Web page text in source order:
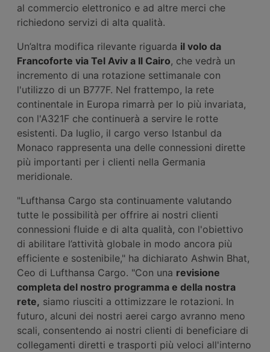
al commercio elettronico e ad altre merci che
richiedono servizi di alta qualità.
Un’altra modifica rilevante riguarda il volo da
Francoforte via Tel Aviv a Il Cairo, che vedrà un
incremento di una rotazione settimanale con
l'utilizzo di un B777F. Nel frattempo, la rete
continentale in Europa rimarrà per lo più invariata,
con l'A321F che continuerà a servire le rotte
esistenti. Da luglio, il cargo verso Istanbul da
Monaco rappresenta una delle connessioni dirette
più importanti per i clienti nella Germania
meridionale.
"Lufthansa Cargo sta continuamente valutando
tutte le possibilità per offrire ai nostri clienti
connessioni fluide e di alta qualità, con l'obiettivo
di abilitare l’attività globale in modo ancora più
efficiente e sostenibile," ha dichiarato Ashwin Bhat,
Ceo di Lufthansa Cargo. "Con una revisione
completa del nostro programma e della nostra
rete, siamo riusciti a ottimizzare le rotazioni. In
futuro, alcuni dei nostri aerei cargo avranno meno
scali, consentendo ai nostri clienti di beneficiare di
collegamenti diretti e trasporti più veloci all'interno